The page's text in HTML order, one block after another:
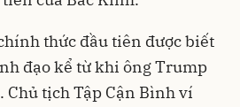
thức đầu tiên được biết
đạo kể từ khi ông Trump
Chủ tịch Tập Cận Bình ví